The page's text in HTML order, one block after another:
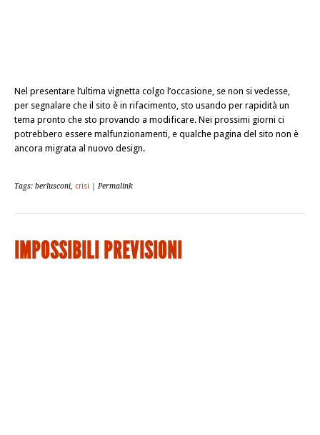
Nel presentare l’ultima vignetta colgo l’occasione, se non si vedesse,
per segnalare che il sito è in rifacimento, sto usando per rapidità un
tema pronto che sto provando a modificare. Nei prossimi giorni ci
potrebbero essere malfunzionamenti, e qualche pagina del sito non è
ancora migrata al nuovo design.
Tags: berlusconi, crisi | Permalink
IMPOSSIBILI PREVISIONI